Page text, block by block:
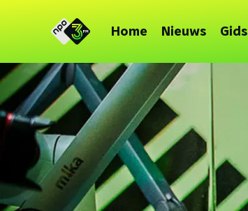
Home Nieuws Gids